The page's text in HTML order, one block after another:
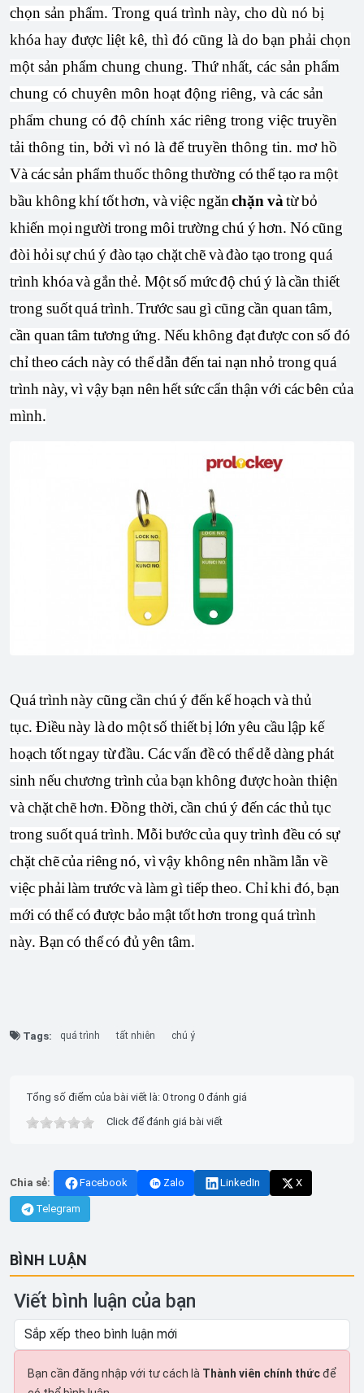
chọn sản phẩm. Trong quá trình này, cho dù nó bị
khóa hay được liệt kê, thì đó cũng là do bạn phải chọn
một sản phẩm chung chung. Thứ nhất, các sản phẩm
chung có chuyên môn hoạt động riêng, và các sản
phẩm chung có độ chính xác riêng trong việc truyền
tải thông tin, bởi vì nó là để truyền thông tin. mơ hồ
Và các sản phẩm thuốc thông thường có thể tạo ra một
bầu không khí tốt hơn, và việc ngănchặn vàtừ bỏ
khiến mọi người trong môi trường chú ý hơn. Nó cũng
đòi hỏi sự chú ý đào tạo chặt chẽ và đào tạo trong quá
trình khóa và gắn thẻ. Một số mức độ chú ý là cần thiết
trong suốt quá trình. Trước sau gì cũng cần quan tâm,
cần quan tâm tương ứng. Nếu không đạt được con số đó
chỉ theo cách này có thể dẫn đến tai nạn nhỏ trong quá
trình này, vì vậy bạn nên hết sức cẩn thận với các bên của
mình.
Quá trình này cũng cần chú ý đến kế hoạch và thủ
tục. Điều này là do một số thiết bị lớn yêu cầu lập kế
hoạch tốt ngay từ đầu. Các vấn đề có thể dễ dàng phát
sinh nếu chương trình của bạn không được hoàn thiện
và chặt chẽ hơn. Đồng thời, cần chú ý đến các thủ tục
trong suốt quá trình. Mỗi bước của quy trình đều có sự
chặt chẽ của riêng nó, vì vậy không nên nhầm lẫn về
việc phải làm trước và làm gì tiếp theo. Chỉ khi đó, bạn
mới có thể có được bảo mật tốt hơn trong quá trình
này. Bạn có thể có đủ yên tâm.
Tags: quá trình tất nhiên chú ý
Tổng số điểm của bài viết là: 0 trong 0 đánh giá
Click để đánh giá bài viết
Chia sẻ: Facebook Zalo LinkedIn X
Telegram
BÌNH LUẬN
Viết bình luận của bạn
Bạn cần đăng nhập với tư cách là Thành viên chính thứcđể